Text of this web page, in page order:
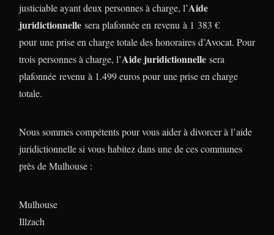
justiciable ayant deux personnes à charge, l’Aide
juridictionnelle sera plafonnée en revenu à 1 383 €
pour une prise en charge totale des honoraires d’Avocat. Pour
trois personnes à charge, l’Aide juridictionnelle sera
plafonnée revenu à 1.499 euros pour une prise en charge
totale.
Nous sommes compétents pour vous aider à divorcer à l’aide
juridictionnelle si vous habitez dans une de ces communes
près de Mulhouse :
Mulhouse
Illzach